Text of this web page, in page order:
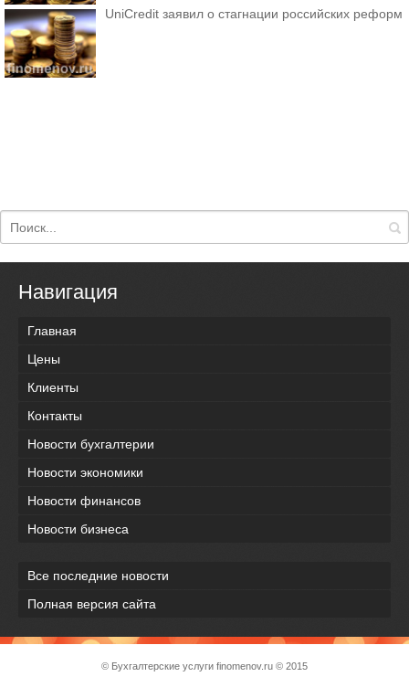
UniCredit заявил о стагнации российских реформ
Навигация
Главная
Цены
Клиенты
Контакты
Новости бухгалтерии
Новости экономики
Новости финансов
Новости бизнеса
Все последние новости
Полная версия сайта
© Бухгалтерские услуги finomenov.ru © 2015